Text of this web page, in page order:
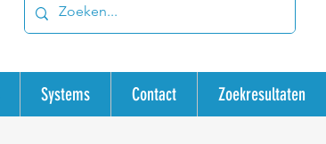
Systems Contact Zoekresultaten